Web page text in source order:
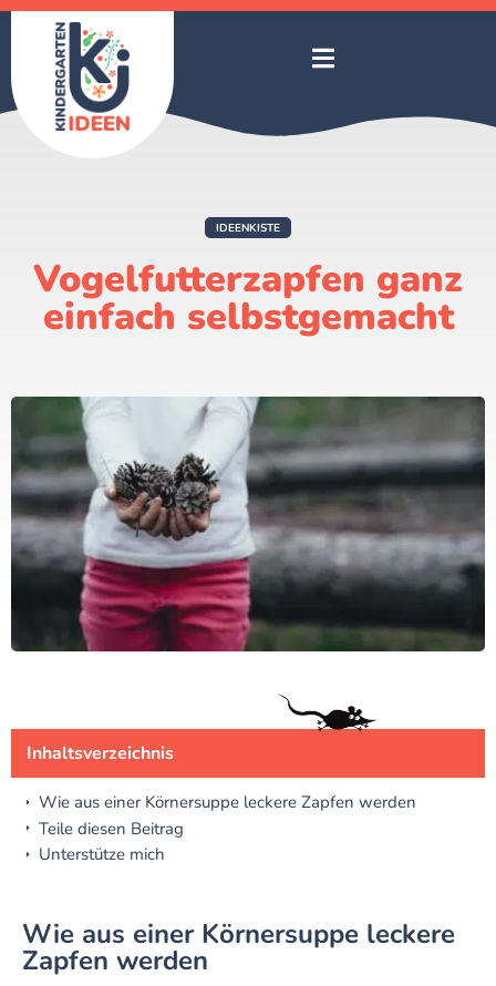
IDEENKISTE
Vogelfutterzapfen ganz
einfach selbstgemacht
Inhaltsverzeichnis
Wie aus einer Körnersuppe leckere Zapfen werden
Teile diesen Beitrag
Unterstütze mich
Wie aus einer Körnersuppe leckere
Zapfen werden